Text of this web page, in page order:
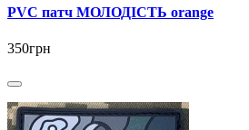
PVC патч МОЛОДІСТЬ orange
350грн